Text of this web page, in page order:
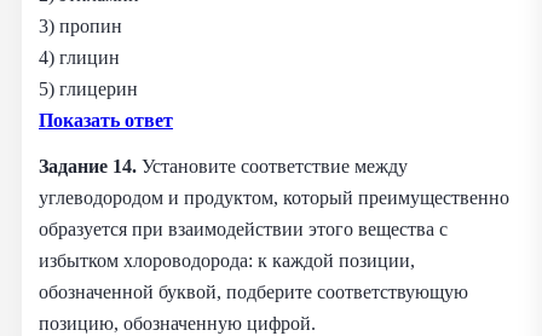
3) пропин
4) глицин
5) глицерин
Показать ответ
Задание 14. Установите соответствие между
углеводородом и продуктом, который преимущественно
образуется при взаимодействии этого вещества с
избытком хлороводорода: к каждой позиции,
обозначенной буквой, подберите соответствующую
позицию, обозначенную цифрой.